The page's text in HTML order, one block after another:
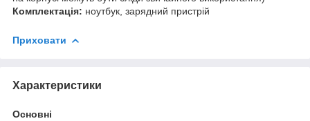
Комплектація: ноутбук, зарядний пристрій
Приховати
Характеристики
Основні